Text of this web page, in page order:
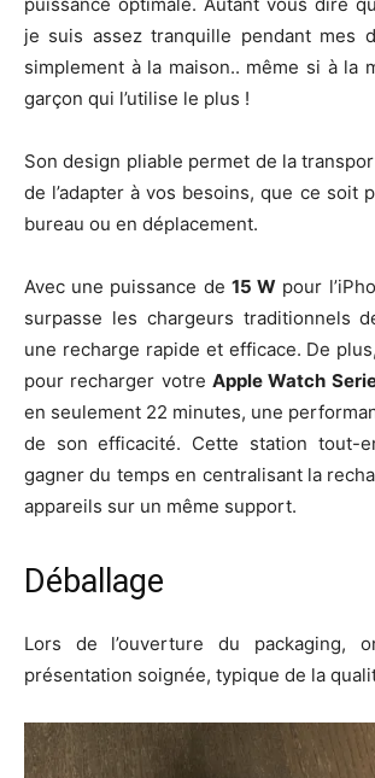
je suis assez tranquille pendant mes
simplement à la maison.. même si à la
garçon qui l’utilise le plus !
Son design pliable permet de la
de l’adapter à vos besoins, que ce soit
bureau ou en déplacement.
Avec une puissance de 15 W pour
surpasse les chargeurs traditionnels
une recharge rapide et efficace. De
pour recharger votreApple Watch
en seulement 22 minutes, une
de son efficacité. Cette station tout-
gagner du temps en centralisant la
appareils sur un même support.
Déballage
Lors de l’ouverture du packaging,
présentation soignée, typique de la